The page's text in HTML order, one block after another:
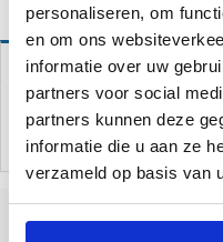
personaliseren, om
en om ons
informatie over uw
partners voor social
partners kunnen deze
informatie die u aan ze
verzameld op basis van
Omschrijving
Afdekzeil om je zwembad
Diameter: 3,05 meter